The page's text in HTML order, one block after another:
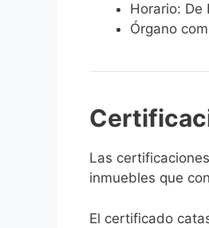
Horario: De
Órgano
Las
inmuebles que
El certificado